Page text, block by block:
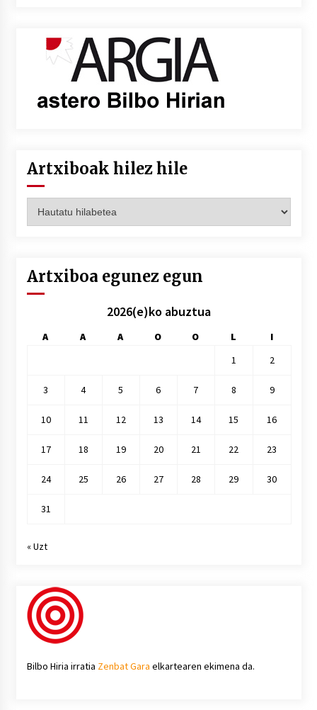
Artxiboak hilez hile
hilez
Artxiboa egunez egun
2026(e)ko abuztua
A A A O O L
I
1
2
3 4 5 6 7 8 9
10 11 12 13 14 15 16
17 18 19 20 21 22 23
24 25 26 27 28 29 30
31
« Uzt
Bilbo Hiria irratia Zenbat Gara elkartearen ekimena da.